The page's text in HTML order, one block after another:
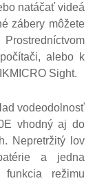
natáčať videá
zábery môžete
alebo k
Sight.
vodeodolnosť
vhodný aj do
Nepretržitý lov
a jedna
režimu